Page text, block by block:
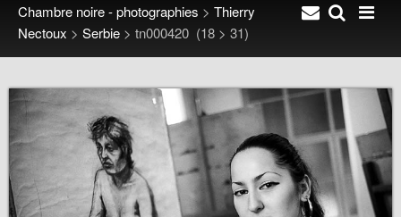
Chambre noire - photographies > Thierry
Nectoux > Serbie > tn000420 (18 > 31)